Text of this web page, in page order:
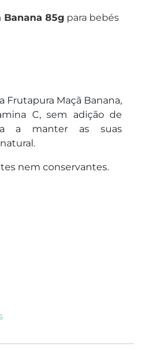
Banana 85g para bebés
Frutapura Maçã Banana,
C, sem adição de
a manter as suas
nem conservantes.